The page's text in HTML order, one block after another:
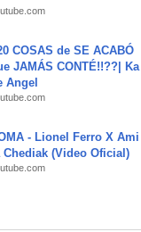
COSAS de SE ACABÓ
JAMÁS CONTÉ!!??| Ka
Angel
- Lionel Ferro X Ami
Chediak (Video Oficial)